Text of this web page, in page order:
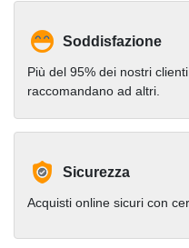
Soddisfazione
Più del 95% dei nostri
raccomandano ad altri.
Sicurezza
Acquisti online sicuri con